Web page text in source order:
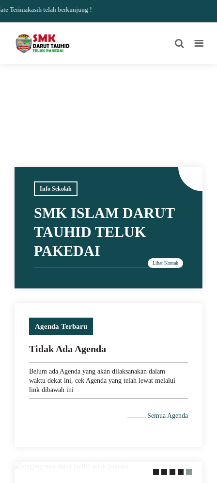
Terimakasih telah berkunjung !
Info Sekolah
SMK ISLAM DARUT
TAUHID TELUK
PAKEDAI
Agenda Terbaru
Tidak Ada Agenda
Belum ada Agenda yang akan dilaksanakan dalam
waktu dekat ini, cek Agenda yang telah lewat melalui
link dibawah ini
Semua Agenda